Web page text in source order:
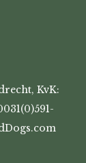
KvK: